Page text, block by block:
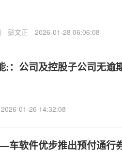
彭文正 2026-01-28 06:06:08
:：公司及控股子公司无逾
2026-01-26 14:32:08
车软件优步推出预付通行